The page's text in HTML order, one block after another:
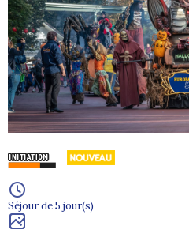
Séjour de 5 jour(s)